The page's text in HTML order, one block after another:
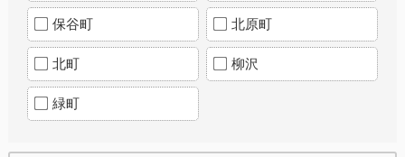
保谷町 北原町
北町 柳沢
緑町